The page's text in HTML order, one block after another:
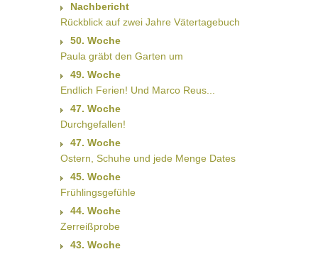
Nachbericht
Rückblick auf zwei Jahre Vätertagebuch
50. Woche
Paula gräbt den Garten um
49. Woche
Endlich Ferien! Und Marco Reus...
47. Woche
Durchgefallen!
47. Woche
Ostern, Schuhe und jede Menge Dates
45. Woche
Frühlingsgefühle
44. Woche
Zerreißprobe
43. Woche